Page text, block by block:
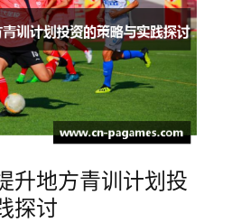
升地方青训计划投
探讨